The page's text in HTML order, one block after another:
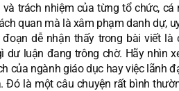
trách nhiệm của từng tổ chức,
quan mà là xâm phạm danh dự,
dễ nhận thấy trong bài viết
dư luận đang trông chờ. Hãy nhìn
của ngành giáo dục hay việc lãnh
Đó là một câu chuyện rất bình